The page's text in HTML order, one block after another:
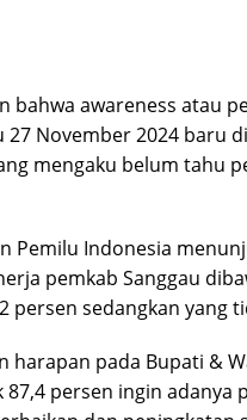
bahwa awareness atau
27 November 2024 baru
mengaku belum tahu
Pemilu Indonesia
pemkab Sanggau
persen sedangkan yang
harapan pada Bupati &
87,4 persen ingin